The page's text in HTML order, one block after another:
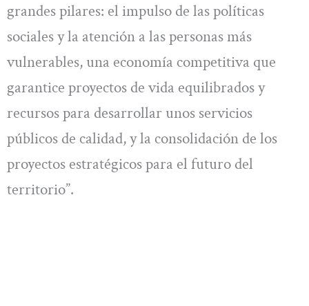
grandes pilares: el impulso de las políticas
sociales y la atención a las personas más
vulnerables, una economía competitiva que
garantice proyectos de vida equilibrados y
recursos para desarrollar unos servicios
públicos de calidad, y la consolidación de los
proyectos estratégicos para el futuro del
territorio”.